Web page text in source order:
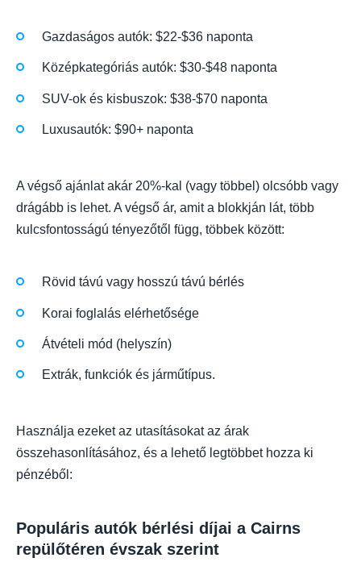
Gazdaságos autók: $22-$36 naponta
Középkategóriás autók: $30-$48 naponta
SUV-ok és kisbuszok: $38-$70 naponta
Luxusautók: $90+ naponta
A végső ajánlat akár 20%-kal (vagy többel) olcsóbb vagy
drágább is lehet. A végső ár, amit a blokkján lát, több
kulcsfontosságú tényezőtől függ, többek között:
Rövid távú vagy hosszú távú bérlés
Korai foglalás elérhetősége
Átvételi mód (helyszín)
Extrák, funkciók és járműtípus.
Használja ezeket az utasításokat az árak
összehasonlításához, és a lehető legtöbbet hozza ki
pénzéből:
Populáris autók bérlési díjai a Cairns
repülőtéren évszak szerint